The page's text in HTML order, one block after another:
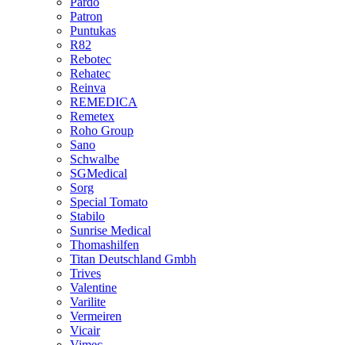
Patron
Puntukas
R82
Rebotec
Rehatec
Reinva
REMEDICA
Remetex
Roho Group
Sano
Schwalbe
SGMedical
Sorg
Special Tomato
Stabilo
Sunrise Medical
Thomashilfen
Titan Deutschland Gmbh
Trives
Valentine
Varilite
Vermeiren
Vicair